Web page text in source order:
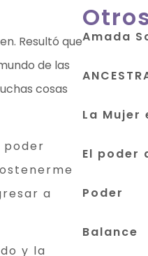
Amada
La Mujer
El poder
Poder
Balance
Resultó que
de las
cosas
poder
a
y la